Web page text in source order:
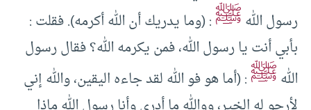
رسول اللهﷺ: (وما يدريك أن الله أكرمه). فقلت :
بأبي أنت يا رسول الله، فمن يكرمه الله؟ فقال رسول
اللهﷺ: (أما هو فو الله لقد جاءه اليقين، والله إني